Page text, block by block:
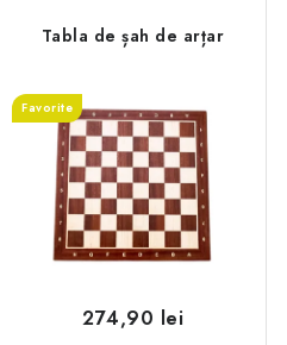
Tabla de șah de arțar
Favorite
274,90 lei